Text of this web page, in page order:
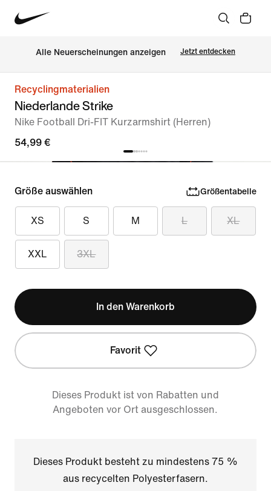
Alle Neuerscheinungen anzeigen Jetzt entdecken
Recyclingmaterialien
Niederlande Strike
Nike Football Dri-FIT Kurzarmshirt (Herren)
54,99 €
Größe auswählen Größentabelle
XS S M L XL
XXL 3XL
In den Warenkorb
Favorit
Dieses Produkt ist von Rabatten und
Angeboten vor Ort ausgeschlossen.
Dieses Produkt besteht zu mindestens 75 %
aus recycelten Polyesterfasern.